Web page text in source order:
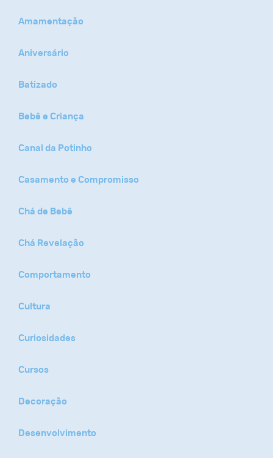
Amamentação
Aniversário
Batizado
Bebê e Criança
Canal da Potinho
Casamento e Compromisso
Chá de Bebê
Chá Revelação
Comportamento
Cultura
Curiosidades
Cursos
Decoração
Desenvolvimento